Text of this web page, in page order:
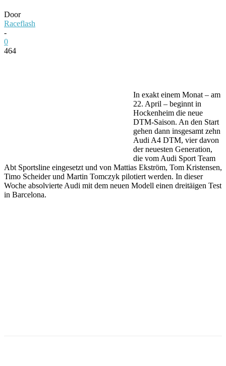
Door
Raceflash
-
0
464
In exakt einem Monat – am
22. April – beginnt in
Hockenheim die neue
DTM-Saison. An den Start
gehen dann insgesamt zehn
Audi A4 DTM, vier davon
der neuesten Generation,
die vom Audi Sport Team
Abt Sportsline eingesetzt und von Mattias Ekström, Tom Kristensen,
Timo Scheider und Martin Tomczyk pilotiert werden. In dieser
Woche absolvierte Audi mit dem neuen Modell einen dreitäigen Test
in Barcelona.